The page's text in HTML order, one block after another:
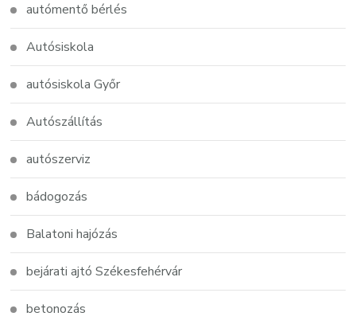
autómentő bérlés
Autósiskola
autósiskola Győr
Autószállítás
autószerviz
bádogozás
Balatoni hajózás
bejárati ajtó Székesfehérvár
betonozás